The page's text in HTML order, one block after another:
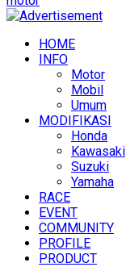
HOME
INFO
Motor
Mobil
Umum
MODIFIKASI
Honda
Kawasaki
Suzuki
Yamaha
RACE
EVENT
COMMUNITY
PROFILE
PRODUCT